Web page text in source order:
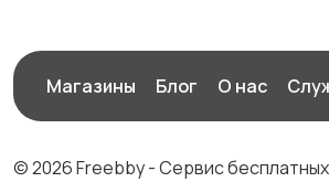
Магазины Блог О нас
© 2026 Freebby - Сервис